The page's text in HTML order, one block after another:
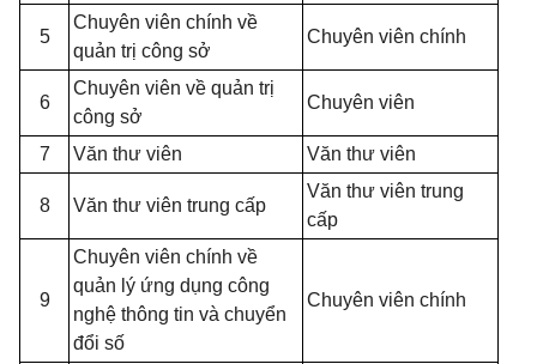
5
Chuyên viên chính về
quản trị công sở
Chuyên viên chính
6
Chuyên viên về quản trị
công sở
Chuyên viên
7 Văn thư viên Văn thư viên
8 Văn thư viên trung cấp
Văn thư viên trung
cấp
9
Chuyên viên chính về
quản lý ứng dụng công
nghệ thông tin và chuyển
đổi số
Chuyên viên chính